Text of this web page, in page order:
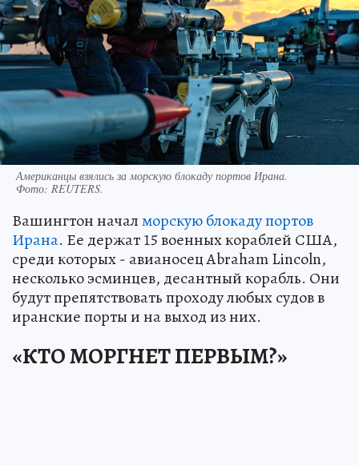
Американцы взялись за морскую блокаду портов Ирана.
Фото: REUTERS.
Вашингтон началморскую блокаду портов
Ирана. Ее держат 15 военных кораблей США,
среди которых - авианосец Abraham Lincoln,
несколько эсминцев, десантный корабль. Они
будут препятствовать проходу любых судов в
иранские порты и на выход из них.
«КТО МОРГНЕТ ПЕРВЫМ?»